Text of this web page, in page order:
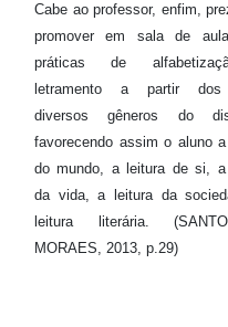
Cabe ao professor, enfim,
promover em sala de
práticas de
letramento a partir
diversos gêneros do
favorecendo assim o aluno
do mundo, a leitura de si, a
da vida, a leitura da
leitura literária.
MORAES, 2013, p.29)